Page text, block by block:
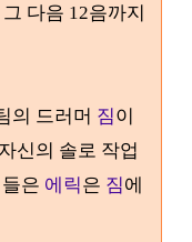
다음 12음까지
의 드러머 짐이
신의 솔로 작업
은 에릭은 짐에